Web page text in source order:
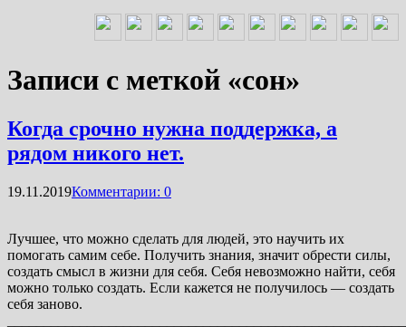
Записи с меткой «сон»
Когда срочно нужна поддержка, а
рядом никого нет.
19.11.2019Комментарии: 0
Лучшее, что можно сделать для людей, это научить их
помогать самим себе. Получить знания, значит обрести силы,
создать смысл в жизни для себя. Себя невозможно найти, себя
можно только создать. Если кажется не получилось — создать
себя заново.